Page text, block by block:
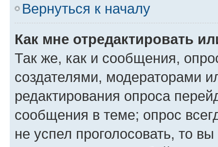
Вернуться к началу
Как мне отредактировать
Так же, как и сообщения,
создателями, модераторами
редактирования опроса
сообщения в теме; опрос
не успел проголосовать, то